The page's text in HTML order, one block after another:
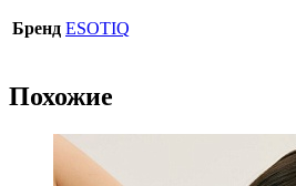
Бренд ESOTIQ
Похожие